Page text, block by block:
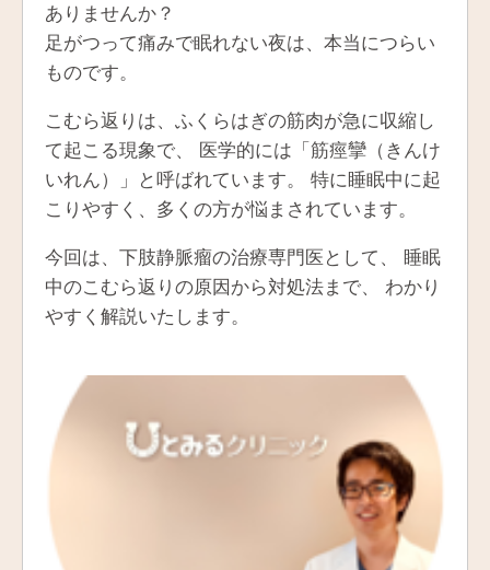
ありませんか？
足がつって痛みで眠れない夜は、本当につらい
ものです。
こむら返りは、ふくらはぎの筋肉が急に収縮し
て起こる現象で、 医学的には「筋痙攣（きんけ
いれん）」と呼ばれています。 特に睡眠中に起
こりやすく、多くの方が悩まされています。
今回は、下肢静脈瘤の治療専門医として、 睡眠
中のこむら返りの原因から対処法まで、 わかり
やすく解説いたします。